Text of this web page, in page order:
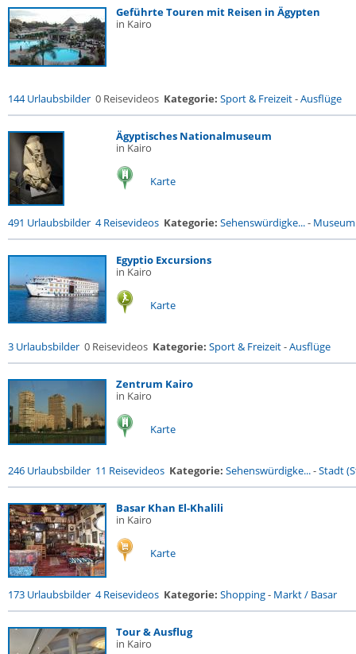
Geführte Touren mit Reisen in Ägypten
in Kairo
144 Urlaubsbilder 0 Reisevideos Kategorie: Sport & Freizeit-Ausflüge
Ägyptisches Nationalmuseum
in Kairo
Karte
491 Urlaubsbilder 4 Reisevideos Kategorie: Sehenswürdigke...- Museum
Egyptio Excursions
in Kairo
Karte
3 Urlaubsbilder 0 Reisevideos Kategorie: Sport & Freizeit-Ausflüge
Zentrum Kairo
in Kairo
Karte
246 Urlaubsbilder 11 Reisevideos Kategorie: Sehenswürdigke...-Stadt
Basar Khan El-Khalili
in Kairo
Karte
173 Urlaubsbilder 4 Reisevideos Kategorie: Shopping- Markt / Basar
Tour & Ausflug
in Kairo